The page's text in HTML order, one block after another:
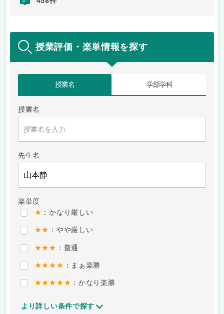
授業評価・楽単情報を探す
授業名 学部学科
授業名
先生名
楽単度
★ ：かなり厳しい
★★ ：やや厳しい
★★★ ：普通
★★★★ ：まぁ楽勝
★★★★★ ：かなり楽勝
より詳しい条件で探す